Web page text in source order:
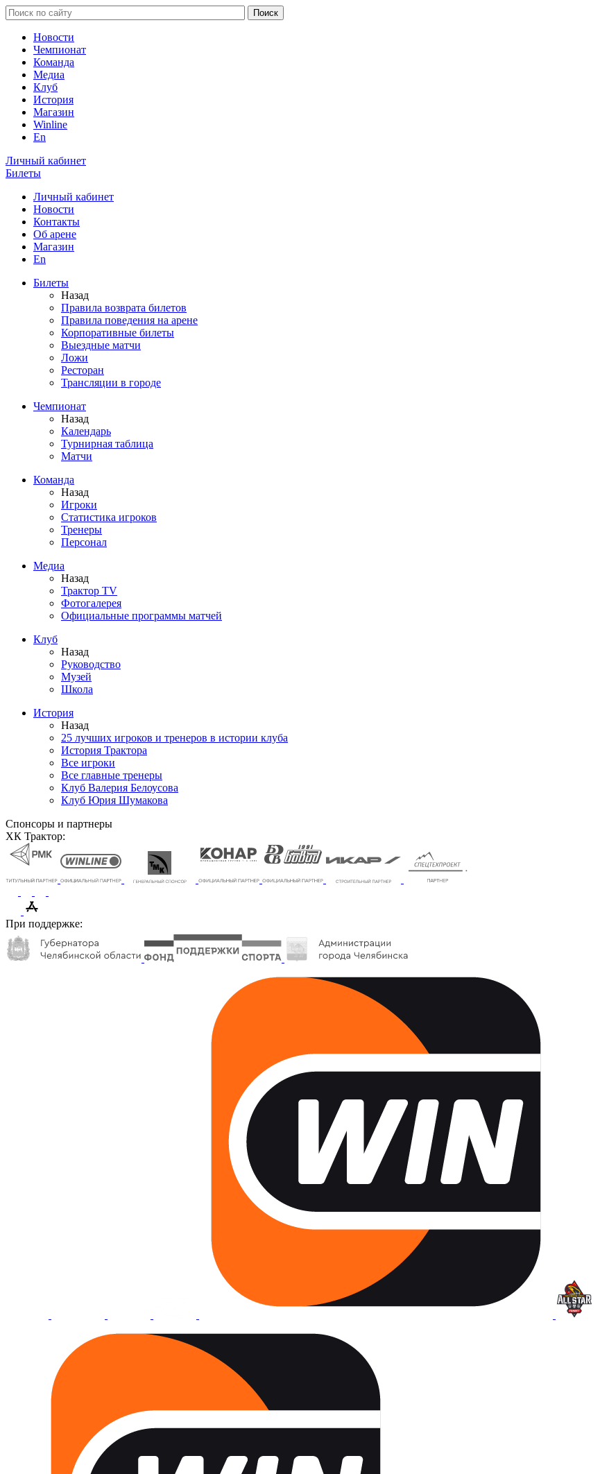
Новости
Чемпионат
Команда
Медиа
Клуб
История
Магазин
Winline
En
Личный кабинет
Билеты
Личный кабинет
Новости
Контакты
Об арене
Магазин
En
Билеты
Назад
Правила возврата билетов
Правила поведения на арене
Корпоративные билеты
Выездные матчи
Ложи
Ресторан
Трансляции в городе
Чемпионат
Назад
Календарь
Турнирная таблица
Матчи
Команда
Назад
Игроки
Статистика игроков
Тренеры
Персонал
Медиа
Назад
Трактор TV
Фотогалерея
Официальные программы матчей
Клуб
Назад
Руководство
Музей
Школа
История
Назад
25 лучших игроков и тренеров в истории клуба
История Трактора
Все игроки
Все главные тренеры
Клуб Валерия Белоусова
Клуб Юрия Шумакова
Спонсоры и партнеры
ХК Трактор:
При поддержке: